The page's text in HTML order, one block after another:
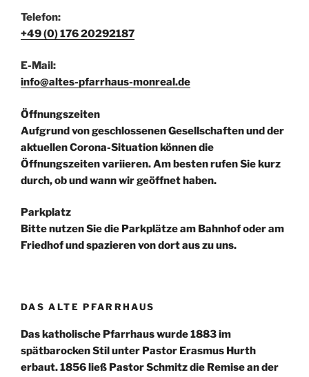
Telefon:
+49 (0) 176 20292187
E-Mail:
info@altes-pfarrhaus-monreal.de
Öffnungszeiten
Aufgrund von geschlossenen Gesellschaften und der
aktuellen Corona-Situation können die
Öffnungszeiten variieren. Am besten rufen Sie kurz
durch, ob und wann wir geöffnet haben.
Parkplatz
Bitte nutzen Sie die Parkplätze am Bahnhof oder am
Friedhof und spazieren von dort aus zu uns.
DAS ALTE PFARRHAUS
Das katholische Pfarrhaus wurde 1883 im
spätbarocken Stil unter Pastor Erasmus Hurth
erbaut. 1856 ließ Pastor Schmitz die Remise an der